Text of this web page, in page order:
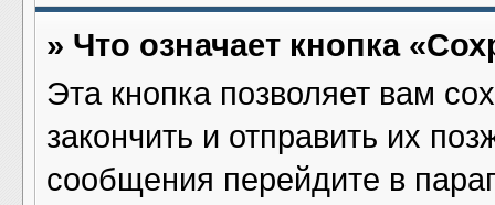
» Что означает кнопка
Эта кнопка позволяет вам
закончить и отправить их
сообщения перейдите в